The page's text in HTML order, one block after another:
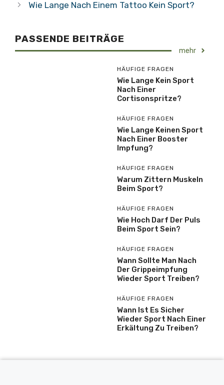
Wie Lange Nach Einem Tattoo Kein Sport?
PASSENDE BEITRÄGE
mehr
HÄUFIGE FRAGEN
Wie Lange Kein Sport
Nach Einer
Cortisonspritze?
HÄUFIGE FRAGEN
Wie Lange Keinen Sport
Nach Einer Booster
Impfung?
HÄUFIGE FRAGEN
Warum Zittern Muskeln
Beim Sport?
HÄUFIGE FRAGEN
Wie Hoch Darf Der Puls
Beim Sport Sein?
HÄUFIGE FRAGEN
Wann Sollte Man Nach
Der Grippeimpfung
Wieder Sport Treiben?
HÄUFIGE FRAGEN
Wann Ist Es Sicher
Wieder Sport Nach Einer
Erkältung Zu Treiben?